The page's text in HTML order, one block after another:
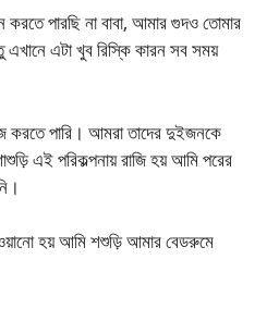
পারছি না বাবা, আমার গুদও তোমার
এটা খুব রিস্কি কারন সব সময়
করতে পারি। আমরা তাদের দুইজনকে
এই পরিকল্পনায় রাজি হয় আমি পরের
হয় আমি শশুড়ি আমার বেডরুমে